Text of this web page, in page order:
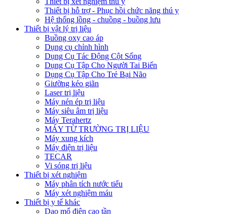
Thiết bị hỗ trợ - Phục hồi chức năng thú y
Hệ thống lồng - chuồng - buồng lưu
Thiết bị vật lý trị liệu
Buồng oxy cao áp
Dụng cụ chỉnh hình
Dụng Cụ Tác Động Cột Sống
Dụng Cụ Tập Cho Người Tai Biến
Dụng Cụ Tập Cho Trẻ Bại Não
Giường kéo giãn
Laser trị liệu
Máy nén ép trị liệu
Máy siêu âm trị liệu
Máy Terahertz
MÁY TỪ TRƯỜNG TRỊ LIỆU
Máy xung kích
Máy điện trị liệu
TECAR
Vi sóng trị liệu
Thiết bị xét nghiệm
Máy phân tích nước tiểu
Máy xét nghiệm máu
Thiết bị y tế khác
Dao mổ điện cao tần